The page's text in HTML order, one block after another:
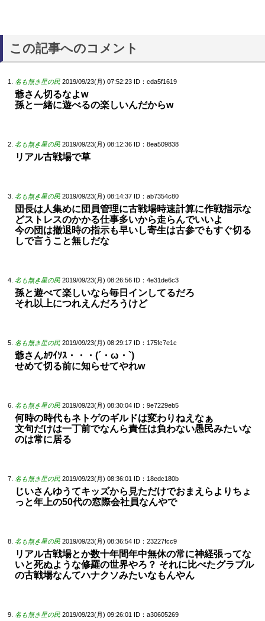
この記事へのコメント
名も無き星の民 2019/09/23(月) 07:52:23 ID：cda5f1619
爺さん切るなよw
孫と一緒に遊べるの楽しいんだからw
名も無き星の民 2019/09/23(月) 08:12:36 ID：8ea509838
リアル古戦場で草
名も無き星の民 2019/09/23(月) 08:14:37 ID：ab7354c80
団長は人集めに団員管理に古戦場時速計算に作戦指示な
どストレスのかかる仕事多いから走らんでいいよ
今の団は撤退時の指示も早いし寄生は古参でもすぐ切る
しで言うこと無しだな
名も無き星の民 2019/09/23(月) 08:26:56 ID：4e31de6c3
孫と遊べて楽しいなら毎日インしてるだろ
それ以上につれえんだろうけど
名も無き星の民 2019/09/23(月) 08:29:17 ID：175fc7e1c
爺さんｶﾜｲｿｽ・・・(´・ω・`)
せめて切る前に知らせてやれw
名も無き星の民 2019/09/23(月) 08:30:04 ID：9e7229eb5
何時の時代もネトゲのギルドは変わりねえなぁ
文句だけは一丁前でなんら責任は負わない愚民みたいな
のは常に居る
名も無き星の民 2019/09/23(月) 08:36:01 ID：18edc180b
じいさんゆうてキッズから見ただけでおまえらよりちょ
っと年上の50代の窓際会社員なんやで
名も無き星の民 2019/09/23(月) 08:36:54 ID：23227fcc9
リアル古戦場とか数十年間年中無休の常に神経張ってな
いと死ぬような修羅の世界やろ？ それに比べたグラブル
の古戦場なんてハナクソみたいなもんやん
名も無き星の民 2019/09/23(月) 09:26:01 ID：a30605269